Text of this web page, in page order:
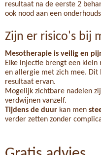
resultaat na de eerste 2
ook nood aan een
Zijn er risico's bij
Mesotherapie is veilig en
Elke injectie brengt een
en allergie met zich mee. Dit
resultaat ervan.
Mogelijk zichtbare nadelen
verdwijnen vanzelf.
Tijdens de duur kan men
verder zetten zonder